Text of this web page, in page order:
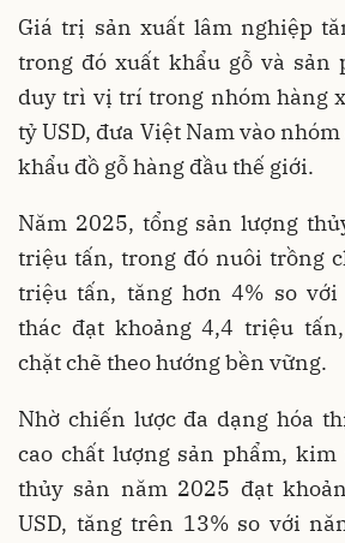
Giá trị sản xuất lâm nghiệp
trong đó xuất khẩu gỗ và sản
duy trì vị trí trong nhóm hàng
tỷ USD, đưa Việt Nam vào
khẩu đồ gỗ hàng đầu thế giới.
Năm 2025, tổng sản lượng
triệu tấn, trong đó nuôi trồng
triệu tấn, tăng hơn 4% so
thác đạt khoảng 4,4 triệu
chặt chẽ theo hướng bền vững.
Nhờ chiến lược đa dạng hóa
cao chất lượng sản phẩm,
thủy sản năm 2025 đạt
USD, tăng trên 13% so với